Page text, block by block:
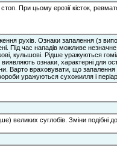
При цьому ерозії кісток,
рухів. Ознаки запалення (з
Під час нападів можливе незначне
кульшові. Рідше уражуються
ознаки, характерні для
Варто враховувати, що
уражуються сухожилля і
великих суглобів. Зміни подібні